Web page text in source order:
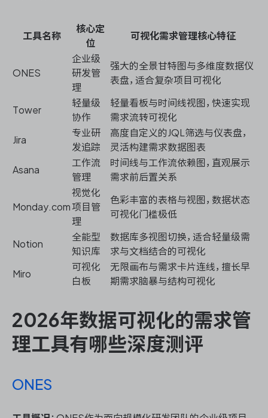
工具名称
核心定
位
可视化需求管理核心特征
ONES
企业级
研发管
理
强大的全景甘特图与多维度数据仪
表盘，适合复杂项目可视化
Tower
轻量级
协作
轻量看板与时间线视图，快速实现
需求流转可视化
Jira
专业研
发追踪
高度自定义的JQL筛选与仪表盘，
灵活构建需求数据图表
Asana
工作流
管理
时间线与工作流依赖图，直观展示
需求前后置关系
Monday.com
视觉化
项目管
理
色彩丰富的表格与视图，数据状态
可视化门槛极低
Notion
全能型
知识库
数据库多视图切换，适合轻量级需
求与文档结合的可视化
Miro
可视化
白板
无限画布与需求卡片连线，擅长早
期需求脑暴与结构可视化
2026年数据可视化的需求管
理工具有哪些深度测评
ONES